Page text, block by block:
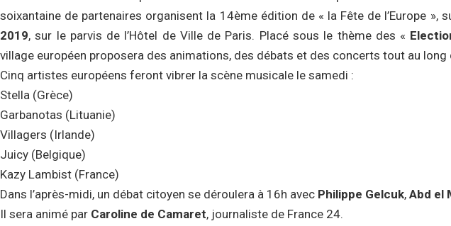
soixantaine de partenaires organisent la 14ème édition de « la Fête de l’Europe »,
2019, sur le parvis de l’Hôtel de Ville de Paris. Placé sous le thème des «
village européen proposera des animations, des débats et des concerts tout au long
Cinq artistes européens feront vibrer la scène musicale le samedi :
Stella (Grèce)
Garbanotas (Lituanie)
Villagers (Irlande)
Juicy (Belgique)
Kazy Lambist (France)
Dans l’après-midi, un débat citoyen se déroulera à 16h avec Philippe Gelcuk,Abd el
Il sera animé par Caroline de Camaret, journaliste de France 24.